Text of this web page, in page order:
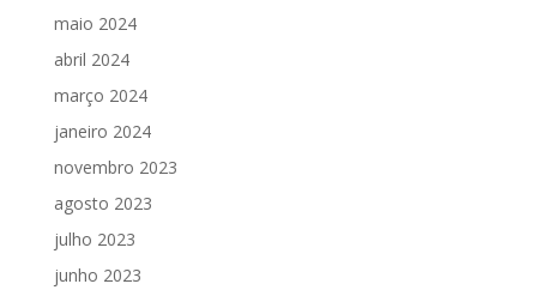
maio 2024
abril 2024
março 2024
janeiro 2024
novembro 2023
agosto 2023
julho 2023
junho 2023